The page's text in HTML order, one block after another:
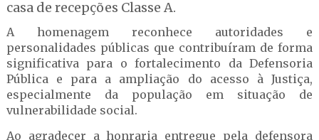
casa de recepções Classe A.
A homenagem reconhece autoridades e
personalidades públicas que contribuíram de forma
significativa para o fortalecimento da Defensoria
Pública e para a ampliação do acesso à Justiça,
especialmente da população em situação de
vulnerabilidade social.
Ao agradecer a honraria entregue pela defensora